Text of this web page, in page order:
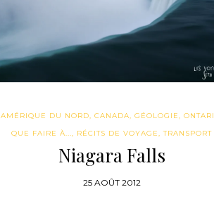
AMÉRIQUE DU NORD, CANADA, GÉOLOGIE,
QUE FAIRE À..., RÉCITS DE VOYAGE,TRANSPORT
Niagara Falls
25 AOÛT 2012